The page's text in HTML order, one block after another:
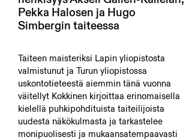
Pekka Halosen ja Hugo
Simbergin taiteessa
Taiteen maisteriksi Lapin yliopistosta
valmistunut ja Turun yliopistossa
uskontotieteestä aiemmin tänä vuonna
väitellyt Kokkinen kirjoittaa erinomaisella
kielellä puhkipohdituista taiteilijoista
uudesta näkökulmasta ja tarkastelee
monipuolisesti ja mukaansatempaavasti